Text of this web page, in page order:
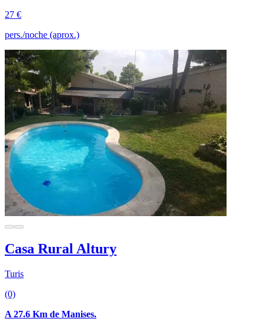
27 €
pers./noche (aprox.)
Casa Rural Altury
Turis
(0)
A 27.6 Km de Manises.